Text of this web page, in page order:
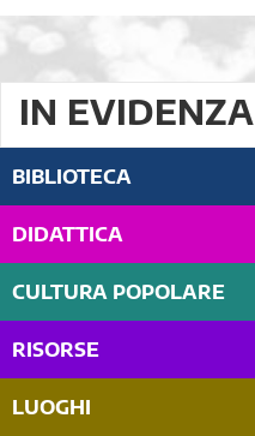
IN EVIDENZA
BIBLIOTECA
DIDATTICA
CULTURA POPOLARE
RISORSE
LUOGHI